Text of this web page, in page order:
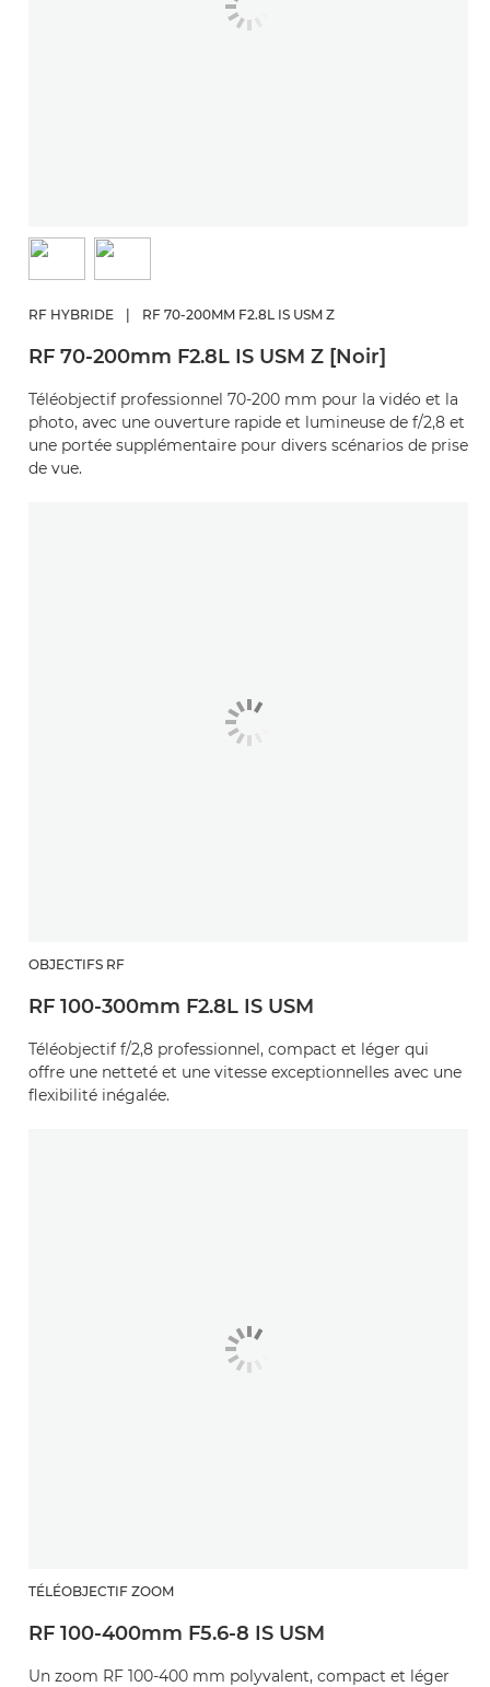
RF HYBRIDE | RF 70-200MM F2.8L IS USM Z
RF 70-200mm F2.8L IS USM Z [Noir]
Téléobjectif professionnel 70-200 mm pour la vidéo et la
photo, avec une ouverture rapide et lumineuse de f/2,8 et
une portée supplémentaire pour divers scénarios de prise
de vue.
OBJECTIFS RF
RF 100-300mm F2.8L IS USM
Téléobjectif f/2,8 professionnel, compact et léger qui
offre une netteté et une vitesse exceptionnelles avec une
flexibilité inégalée.
TÉLÉOBJECTIF ZOOM
RF 100-400mm F5.6-8 IS USM
Un zoom RF 100-400 mm polyvalent, compact et léger